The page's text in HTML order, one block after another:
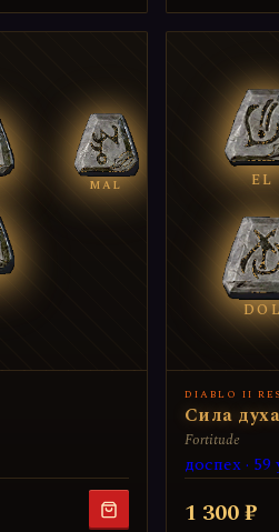
MAL EL
DIABLO II
Сила духа
Fortitude
доспех · 59
1 300 ₽